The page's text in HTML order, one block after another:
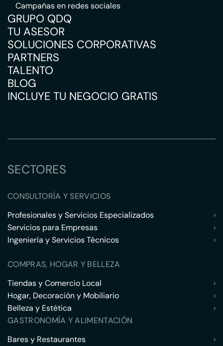
Campañas en redes sociales
GRUPO QDQ
TU ASESOR
SOLUCIONES CORPORATIVAS
PARTNERS
TALENTO
BLOG
INCLUYE TU NEGOCIO GRATIS
SECTORES
CONSULTORÍA Y SERVICIOS
Profesionales y Servicios Especializados
›
Servicios para Empresas
›
Ingeniería y Servicios Técnicos
›
COMPRAS, HOGAR Y BELLEZA
Tiendas y Comercio Local
›
Hogar, Decoración y Mobiliario
›
Belleza y Estética
›
GASTRONOMÍA Y ALIMENTACIÓN
Bares y Restaurantes
›